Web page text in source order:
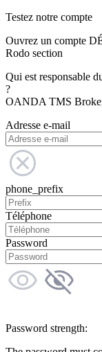
Testez notre compte
Ouvrez un compte
Rodo section
Qui est responsable
?
OANDA TMS
Adresse e-mail
phone_prefix
Téléphone
Password
Password strength: